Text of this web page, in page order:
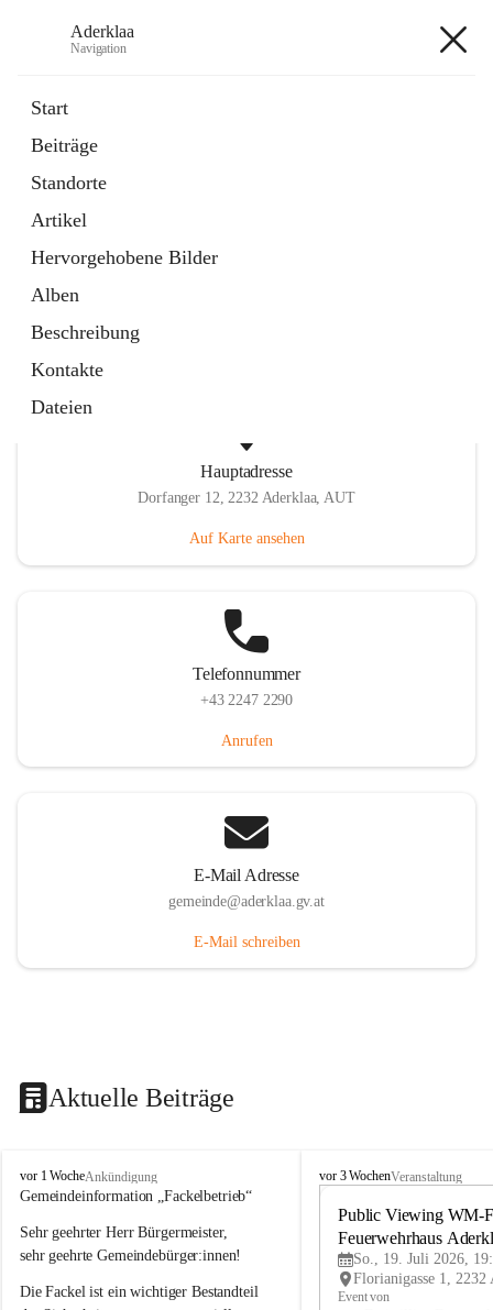
Aderklaa
Navigation
Start
Beiträge
Standorte
Artikel
Hervorgehobene Bilder
Alben
Beschreibung
Kontakte
Dateien
6 Schnellzugriffe
Gemeinde
3 Schnellzugriffe
Hauptadresse
Dorfanger 12, 2232 Aderklaa, AUT
Auf Karte ansehen
Telefonnummer
+43 2247 2290
Anrufen
E-Mail Adresse
gemeinde@aderklaa.gv.at
E-Mail schreiben
Aktuelle Beiträge
A
d
r
k
a
vor 1 WocheAnkündigung
Gemeindeinformation „Fackelbetrieb“
Sehr geehrter Herr Bürgermeister,
sehr geehrte Gemeindebürger:innen!
Die Fackel ist ein wichtiger Bestandteil
A
vor 3 WochenVeranstaltung
Public Viewing WM-
Feuerwehrhaus
So., 19. Juli 2026,
Event von